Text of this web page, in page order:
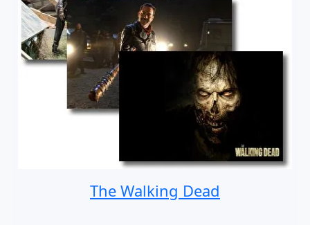
The Walking Dead